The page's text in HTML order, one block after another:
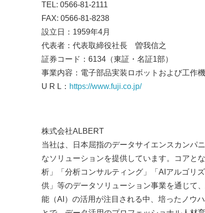
TEL: 0566-81-2111
FAX: 0566-81-8238
設立日：1959年4月
代表者：代表取締役社長 曽我信之
証券コード：6134（東証・名証1部）
事業内容：電子部品実装ロボットおよび工作
U R L： https://www.fuji.co.jp/
株式会社ALBERT
当社は、日本屈指のデータサイエンスカンパ
なソリューションを提供しています。コアと
析」「分析コンサルティング」「AIアルゴリ
供」等のデータソリューション事業を通じて
能（AI）の活用が注目される中、培ったノウ